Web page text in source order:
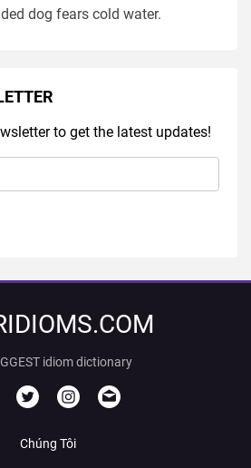
dog fears cold water.
to get the latest updates!
idiom dictionary
Chúng Tôi